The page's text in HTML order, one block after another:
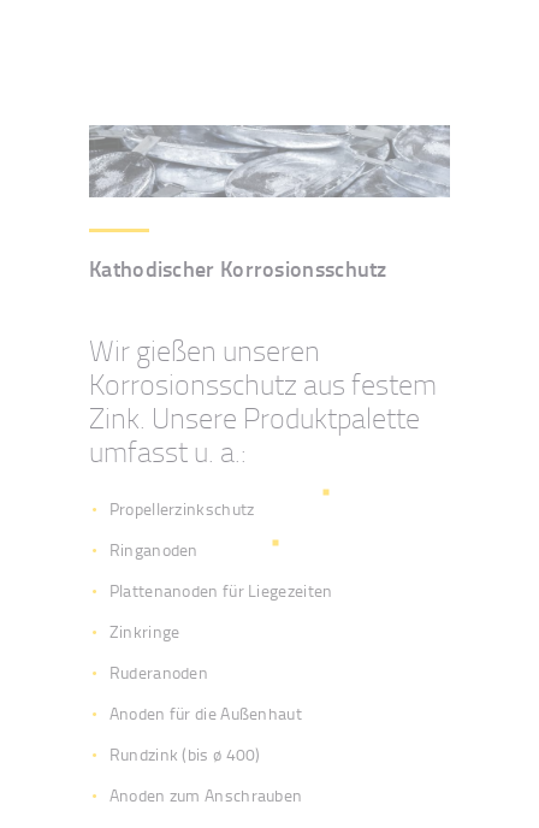
Kathodischer Korrosionsschutz
Wir gießen unseren
Korrosionsschutz aus festem
Zink. Unsere Produktpalette
umfasst u. a.:
Propellerzinkschutz
Ringanoden
Plattenanoden für Liegezeiten
Zinkringe
Ruderanoden
Anoden für die Außenhaut
Rundzink (bis ø 400)
Anoden zum Anschrauben